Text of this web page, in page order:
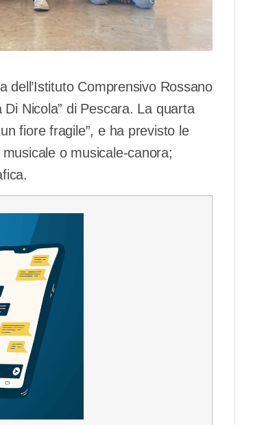
dell’Istituto Comprensivo Rossano
Nicola” di Pescara. La quarta
fiore fragile”, e ha previsto le
o musicale-canora;